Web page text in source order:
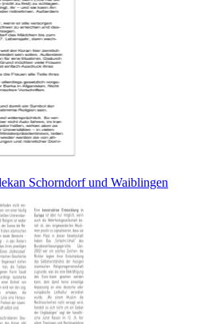
Schorndorf und Waiblingen